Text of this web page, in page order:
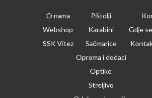
O nama
Webshop
SSK Vitez
Pištolji
Karabini
Sačmarice
Oprema i dodaci
Optike
Streljivo
Gdje